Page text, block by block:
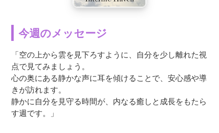
今週のメッセージ
「空の上から雲を見下ろすように、自分を少し離れた視
点で見てみましょう。
心の奥にある静かな声に耳を傾けることで、安心感や導
きが訪れます。
静かに自分を見守る時間が、内なる癒しと成長をもたら
す週です。」